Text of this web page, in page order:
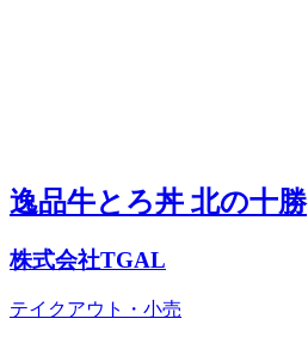
逸品牛とろ丼 北の十勝
株式会社TGAL
テイクアウト・小売